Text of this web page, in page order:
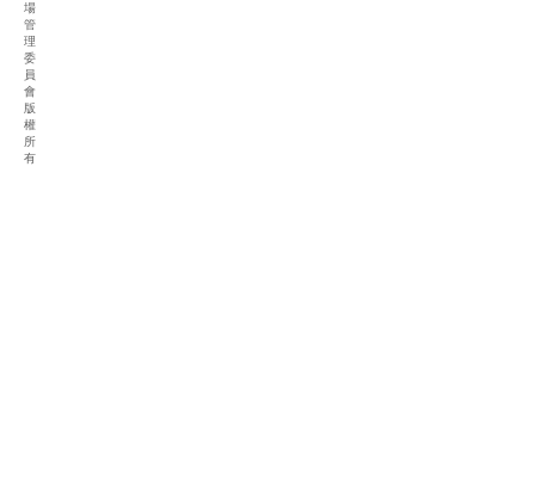
場
管
理
委
員
會
版
權
所
有